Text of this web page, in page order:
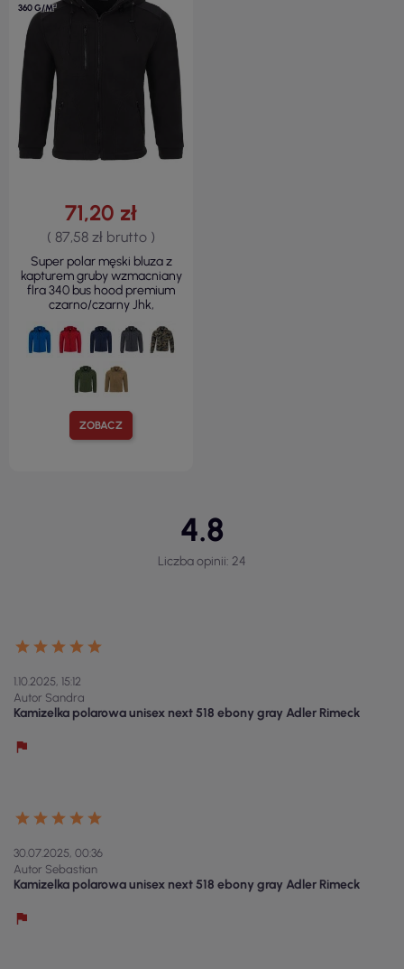
360 G/M²
ZOBACZ
71,20 zł
( 87,58 zł brutto )
Super polar męski bluza z
kapturem gruby wzmacniany
flra 340 bus hood premium
czarno/czarny Jhk,
4.8
Liczba opinii: 24
1.10.2025, 15:12
Autor Sandra
Kamizelka polarowa unisex next 518 ebony gray Adler Rimeck
30.07.2025, 00:36
Autor Sebastian
Kamizelka polarowa unisex next 518 ebony gray Adler Rimeck